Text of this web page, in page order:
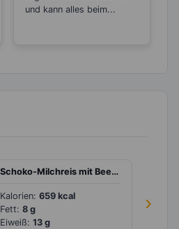
und kann alles beim...
›
Schoko-Milchreis mit Beeren
Kalorien: 659 kcal
Fett: 8 g
Eiweiß: 13 g